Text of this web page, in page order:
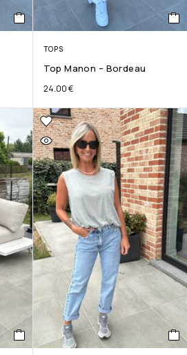
TOPS
Top Manon – Bordeau
24.00€